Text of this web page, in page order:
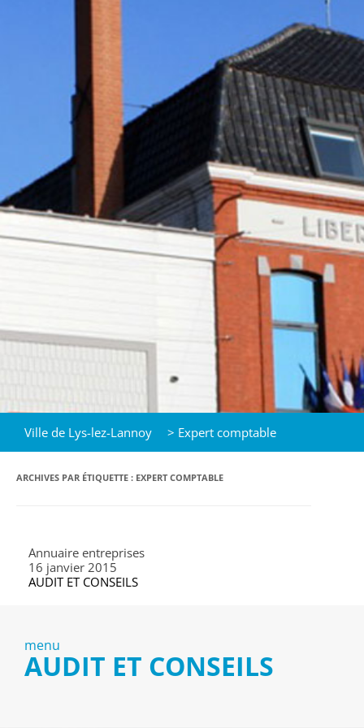
Ville de Lys-lez-Lannoy > Expert comptable
ARCHIVES PAR ÉTIQUETTE : EXPERT COMPTABLE
Annuaire entreprises
16 janvier 2015
AUDIT ET CONSEILS
menu
AUDIT ET CONSEILS